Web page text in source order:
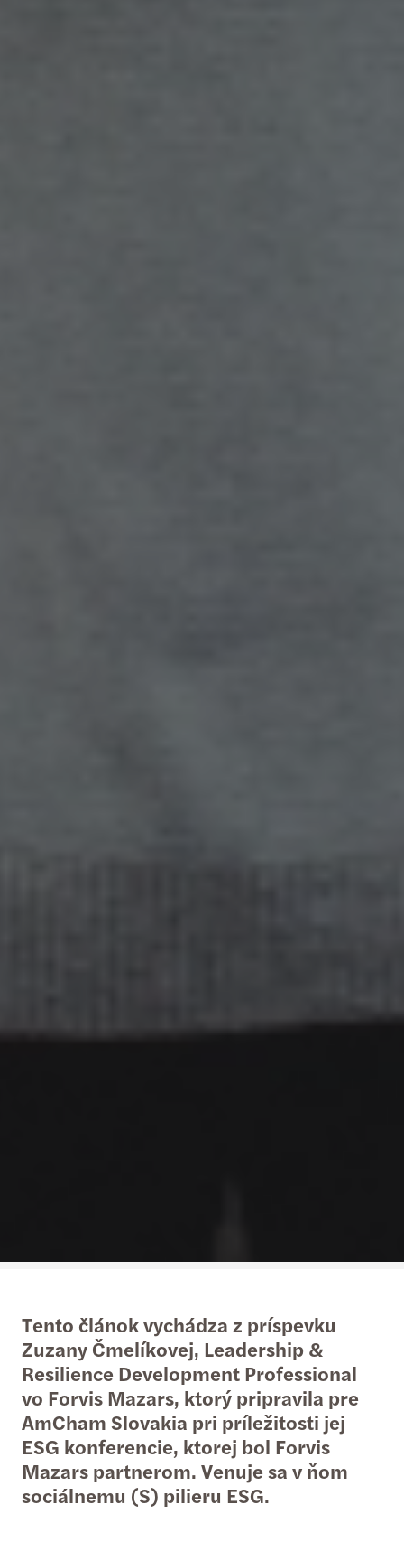
Tento článok vychádza z príspevku
Zuzany Čmelíkovej, Leadership &
Resilience Development Professional
vo Forvis Mazars, ktorý pripravila pre
AmCham Slovakia pri príležitosti jej
ESG konferencie, ktorej bol Forvis
Mazars partnerom. Venuje sa v ňom
sociálnemu (S) pilieru ESG.